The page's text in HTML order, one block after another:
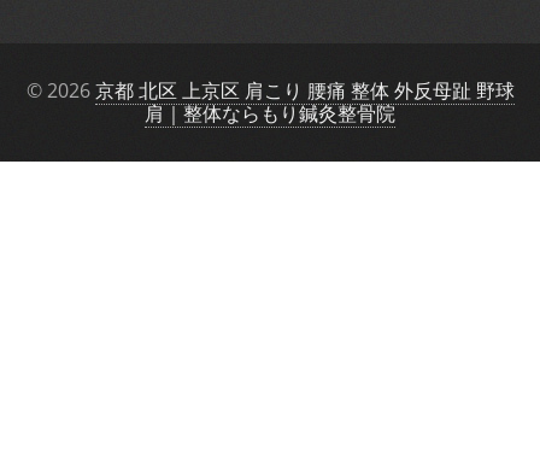
© 2026京都 北区 上京区 肩こり 腰痛 整体 外反母趾 野球
肩｜整体ならもり鍼灸整骨院